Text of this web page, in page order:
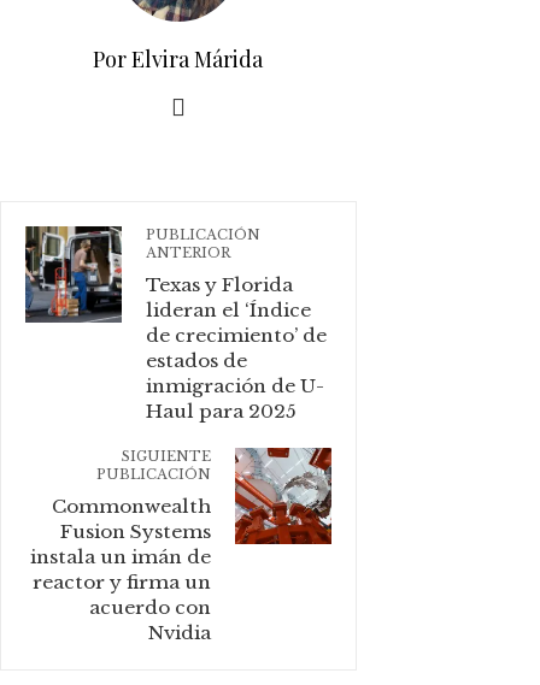
Por Elvira Márida
PUBLICACIÓN
ANTERIOR
Texas y Florida
lideran el ‘Índice
de crecimiento’ de
estados de
inmigración de U-
Haul para 2025
SIGUIENTE
PUBLICACIÓN
Commonwealth
Fusion Systems
instala un imán de
reactor y firma un
acuerdo con
Nvidia